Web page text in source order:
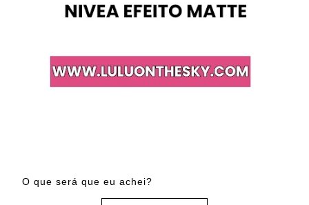
O que será que eu achei?